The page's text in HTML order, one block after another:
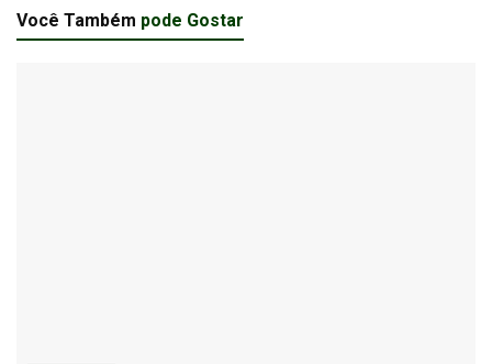
Você Também pode Gostar